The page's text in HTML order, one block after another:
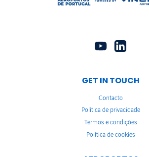
GET IN TOUCH
Contacto
Política de privacidade
Termos e condições
Política de cookies